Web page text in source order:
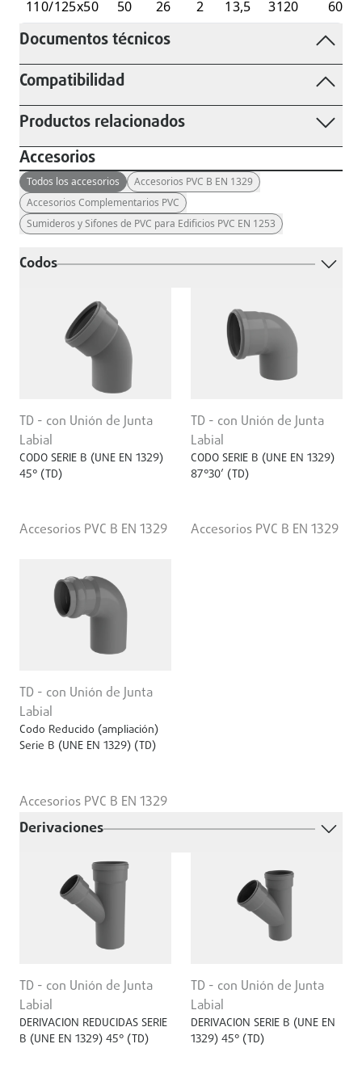
110/125x50
50 26 2 13,5 3120 60
Documentos técnicos
Compatibilidad
Productos relacionados
Accesorios
Todos los accesorios
Accesorios PVC B EN 1329
Accesorios Complementarios PVC
Sumideros y Sifones de PVC para Edificios PVC EN 1253
Codos
TD - con Unión de Junta
Labial
CODO SERIE B (UNE EN 1329)
45° (TD)
Accesorios PVC B EN 1329
TD - con Unión de Junta
Labial
CODO SERIE B (UNE EN 1329)
87°30’ (TD)
Accesorios PVC B EN 1329
TD - con Unión de Junta
Labial
Codo Reducido (ampliación)
Serie B (UNE EN 1329) (TD)
Accesorios PVC B EN 1329
Derivaciones
TD - con Unión de Junta
Labial
DERIVACION REDUCIDAS SERIE
B (UNE EN 1329) 45° (TD)
TD - con Unión de Junta
Labial
DERIVACION SERIE B (UNE EN
1329) 45° (TD)